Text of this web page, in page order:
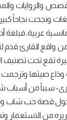
والروايات
ونجحت نجاحاً
عربية، فبلغة
واقع القارئ قدم
تقع تحت تصنيف
وذاع صيتها وترجمت
سبباً من
حول قصة حب شاب
من الاستعمار